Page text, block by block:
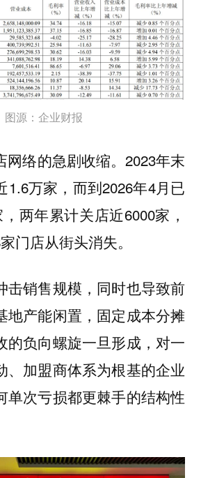
图源：企业财报
网络的急剧收缩。2023年末
1.6万家，而到2026年4月已
两年累计关店近6000家，
门店从街头消失。
击销售规模，同时也导致前
地产能闲置，固定成本分摊
的负向螺旋一旦形成，对一
、加盟商体系为根基的企业
单次亏损都更棘手的结构性